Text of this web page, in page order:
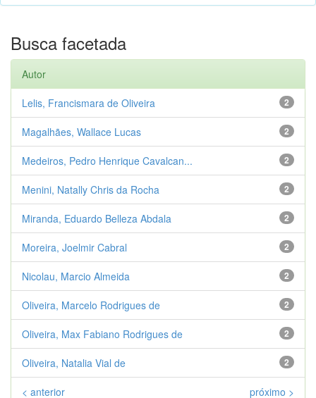
Busca facetada
Autor
2
Lelis, Francismara de Oliveira
2
Magalhães, Wallace Lucas
2
Medeiros, Pedro Henrique Cavalcan...
2
Menini, Natally Chris da Rocha
2
Miranda, Eduardo Belleza Abdala
2
Moreira, Joelmir Cabral
2
Nicolau, Marcio Almeida
2
Oliveira, Marcelo Rodrigues de
2
Oliveira, Max Fabiano Rodrigues de
2
Oliveira, Natalia Vial de
< anterior próximo >